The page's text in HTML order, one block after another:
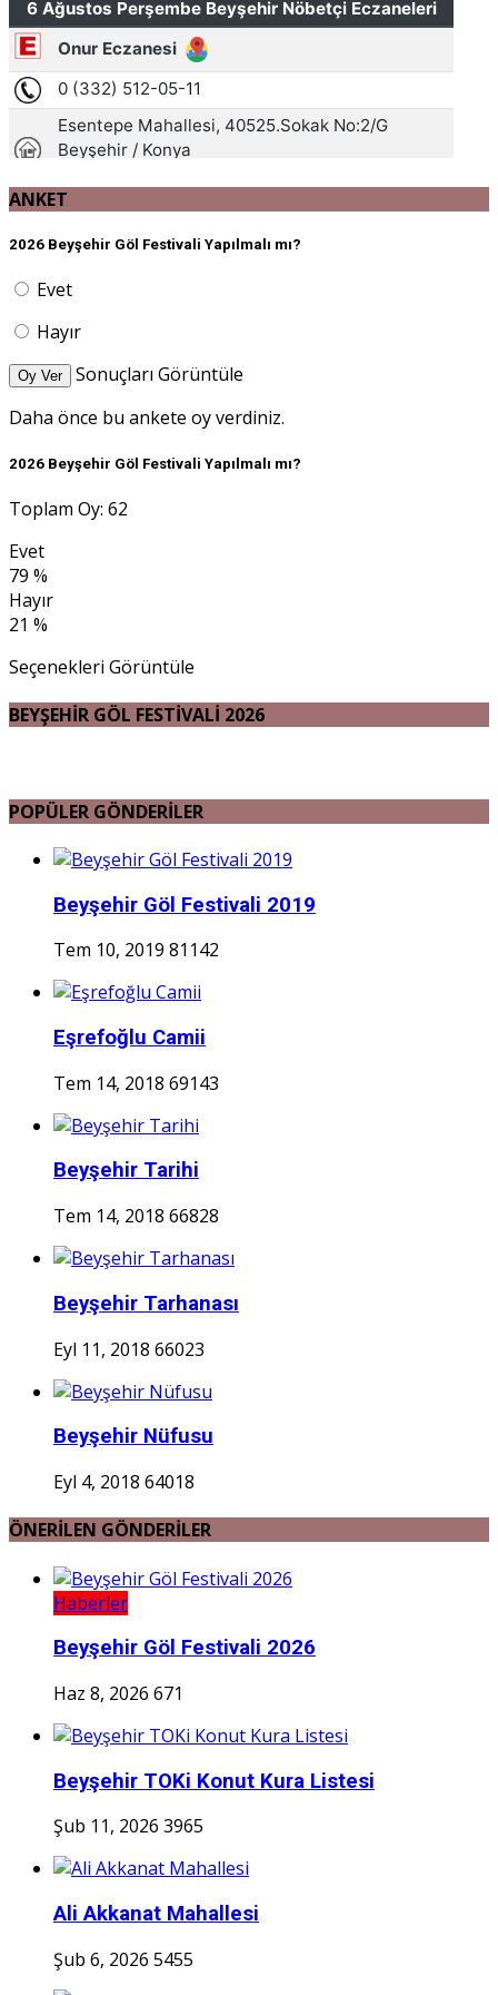
ANKET
2026 Beyşehir Göl Festivali Yapılmalı mı?
Evet
Hayır
Oy Ver
Sonuçları Görüntüle
Daha önce bu ankete oy verdiniz.
2026 Beyşehir Göl Festivali Yapılmalı mı?
Toplam Oy: 62
Evet
79 %
Hayır
21 %
Seçenekleri Görüntüle
BEYŞEHİR GÖL FESTİVALİ 2026
POPÜLER GÖNDERİLER
Beyşehir Göl Festivali 2019
Tem 10, 2019 81142
Eşrefoğlu Camii
Tem 14, 2018 69143
Beyşehir Tarihi
Tem 14, 2018 66828
Beyşehir Tarhanası
Eyl 11, 2018 66023
Beyşehir Nüfusu
Eyl 4, 2018 64018
ÖNERİLEN GÖNDERİLER
Haberler
Beyşehir Göl Festivali 2026
Haz 8, 2026 671
Beyşehir TOKi Konut Kura Listesi
Şub 11, 2026 3965
Ali Akkanat Mahallesi
Şub 6, 2026 5455